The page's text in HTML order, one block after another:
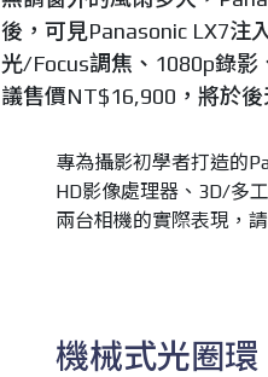
後，可見Panasonic LX7注
光/Focus調焦、1080p錄影
議售價NT$16,900，將於後
專為攝影初學者打造的
HD影像處理器、3D/多
兩台相機的實際表現，
機械式光圈